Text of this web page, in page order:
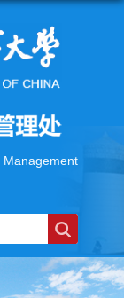
Management